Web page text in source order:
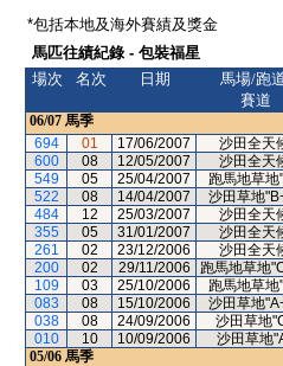
*包括本地及海外賽績及獎金
馬匹往績紀錄 - 包裝福星
場次
名次 日期
馬場/跑
賽道
06/07 馬季
694
01 17/06/2007 沙田全天
600
08 12/05/2007 沙田全天
549
05 25/04/2007 跑馬地草地
522
08 14/04/2007 沙田草地
484
12 25/03/2007 沙田全天
355
05 31/01/2007 沙田全天
261
02 23/12/2006 沙田全天
200
02 29/11/2006 跑馬地草地
109
03 25/10/2006 跑馬地草地
083
08 15/10/2006 沙田草地
038
08 24/09/2006 沙田草地
010
10 10/09/2006 沙田草地
05/06 馬季